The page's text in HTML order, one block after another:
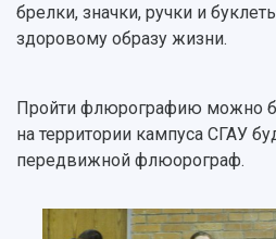
брелки, значки, ручки и
здоровому образу жизни.
Пройти флюрографию можно
на территории кампуса СГАУ
передвижной флюорограф.